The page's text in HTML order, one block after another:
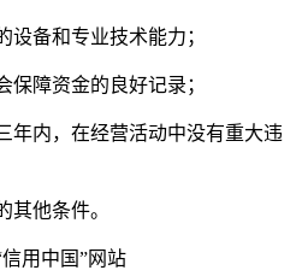
设备和专业技术能力；
保障资金的良好记录；
年内，在经营活动中没有重大违
其他条件。
信用中国”网站